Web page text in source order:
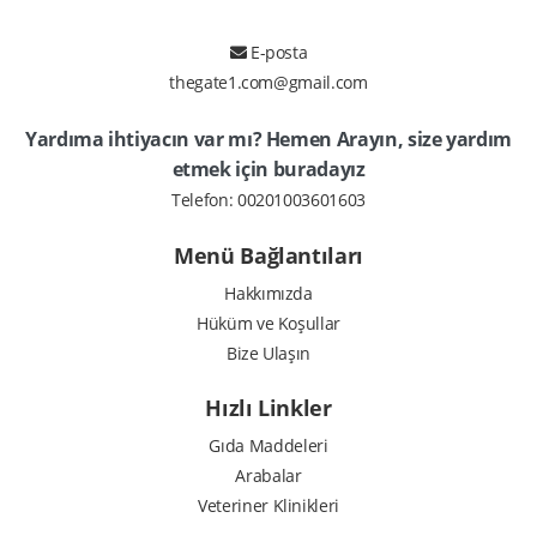
E-posta
thegate1.com@gmail.com
Yardıma ihtiyacın var mı? Hemen Arayın, size yardım
etmek için buradayız
Telefon: 00201003601603
Menü Bağlantıları
Hakkımızda
Hüküm ve Koşullar
Bize Ulaşın
Hızlı Linkler
Gıda Maddeleri
Arabalar
Veteriner Klinikleri